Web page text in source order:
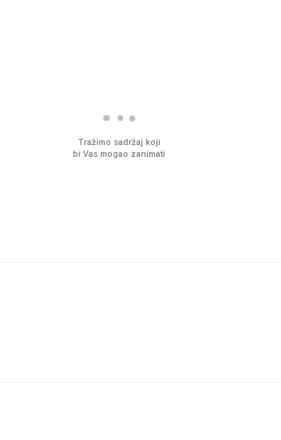
Tražimo sadržaj koji
bi Vas mogao zanimati